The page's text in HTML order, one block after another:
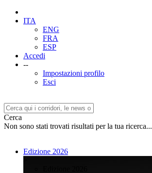
ITA
ENG
FRA
ESP
Accedi
--
Impostazioni profilo
Esci
Cerca
Non sono stati trovati risultati per la tua ricerca...
Edizione 2026